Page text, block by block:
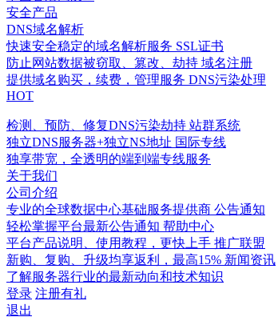
安全产品
DNS域名解析
快速安全稳定的域名解析服务 SSL证书
防止网站数据被窃取、篡改、劫持 域名注册
提供域名购买，续费，管理服务 DNS污染处理
HOT
检测、预防、修复DNS污染劫持 站群系统
独立DNS服务器+独立NS地址 国际专线
独享带宽，全透明的端到端专线服务
关于我们
公司介绍
专业的全球数据中心基础服务提供商 公告通知
轻松掌握平台最新公告通知 帮助中心
平台产品说明、使用教程，更快上手 推广联盟
新购、复购、升级均享返利，最高15% 新闻资讯
了解服务器行业的最新动向和技术知识
登录 注册有礼
退出